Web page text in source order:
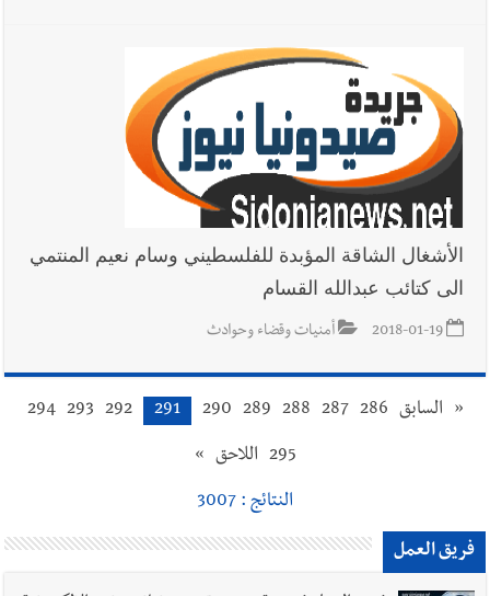
الأشغال الشاقة المؤبدة للفلسطيني وسام نعيم المنتمي
الى كتائب عبدالله القسام
2018-01-19 أمنيات وقضاء وحوادث
« السابق 286
287
288
289
290
291
292
293
294
295 اللاحق »
النتائج : 3007
فريق العمل